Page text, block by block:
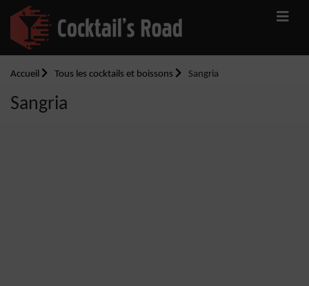
Accueil Tous les cocktails et boissons Sangria
Sangria